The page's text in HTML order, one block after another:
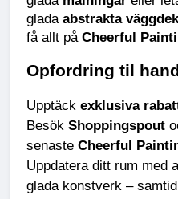
glada abstrakta
få allt på Cheerful
Opfordring til
Upptäck exklusiva
Besök Shoppingspout
senaste Cheerful
Uppdatera ditt rum med
glada konstverk –